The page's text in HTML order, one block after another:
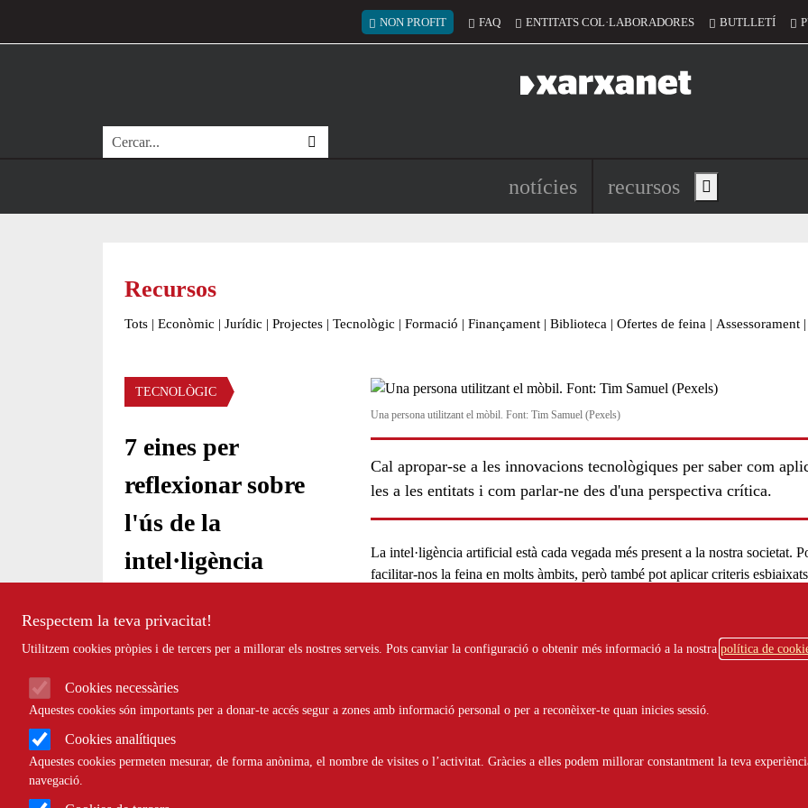
Respectem la teva privacitat!
Utilitzem cookies pròpies i de tercers per a millorar els nostres serveis. Pots canviar la configuració o obtenir més informació a la nostra política de
Cookies necessàries
Aquestes cookies són importants per a donar-te accés segur a zones amb informació personal o per a reconèixer-te quan inicies sessió.
Cookies analítiques
Aquestes cookies permeten mesurar, de forma anònima, el nombre de visites o l’activitat. Gràcies a elles podem millorar constantment la teva
navegació.
Menú del compte d'usuari
NON PROFIT FAQ ENTITATS COL·LABORADORES BUTLLETÍ
Cerca
Navegació principal de
notícies recursos Show main menu
Recursos
Tots | Econòmic | Jurídic | Projectes | Tecnològic | Formació | Finançament | Biblioteca | Ofertes de feina | Assessorament |
Àmbit
TECNOLÒGIC
7 eines per
reflexionar sobre
l'ús de la
intel·ligència
Comparteix
F
a
c
X Compartir en altres xarxes socials
24/03/2023
Entitat redactora
Una persona utilitzant el mòbil. Font: Tim Samuel (Pexels)
Cal apropar-se a les innovacions tecnològiques per saber com
les a les entitats i com parlar-ne des d'una perspectiva crítica.
La intel·ligència artificialestà cada vegada més present a la nostra societat.
facilitar-nos la feina en molts àmbits, però també pot aplicar criteris
d'aprenentatgebasat en les dades, poden prendre decisions. Això vol dir eines
les utilitzem, ens substituiran a les feines? Ens n'oblidarem de com se suma?
A més, hi ha algoritmes que poden decidir sobre les nostres vides, per